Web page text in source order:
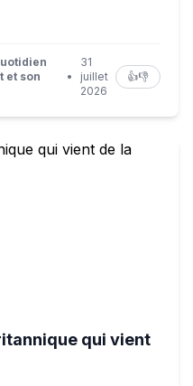
et son
•
31
juillet
2026
👍👎
qui vient de la Culture
qui vient